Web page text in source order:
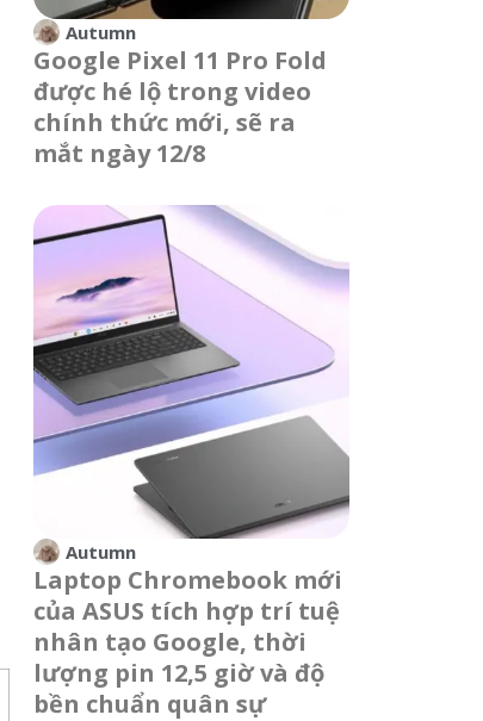
Autumn
Google Pixel 11 Pro Fold
được hé lộ trong video
chính thức mới, sẽ ra
mắt ngày 12/8
Autumn
Laptop Chromebook mới
của ASUS tích hợp trí tuệ
nhân tạo Google, thời
lượng pin 12,5 giờ và độ
bền chuẩn quân sự